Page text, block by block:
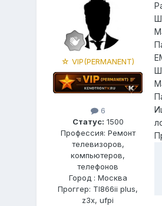
☆ VIP(PERMANENT)
6
Статус: 1500
Профессия: Ремонт
телевизоров,
компьютеров,
телефонов
Город : Москва
Проггер: Tl866ii plus,
z3x, ufpi